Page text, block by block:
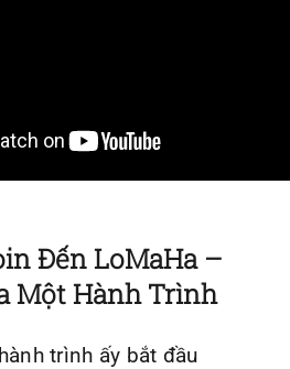
Đến LoMaHa –
Một Hành Trình
trình ấy bắt đầu